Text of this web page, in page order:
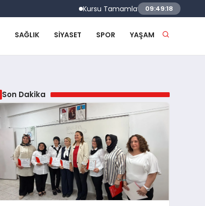
Kursu Tamamlayan Sürücülere
09:49:19
SAĞLIK SIYASET SPOR YAŞAM
Son Dakika